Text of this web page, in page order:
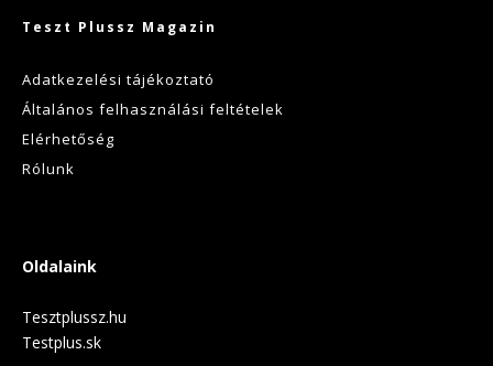
Teszt Plussz Magazin
Adatkezelési tájékoztató
Általános felhasználási feltételek
Elérhetőség
Rólunk
Oldalaink
Tesztplussz.hu
Testplus.sk